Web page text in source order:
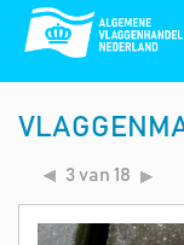
3 van 18